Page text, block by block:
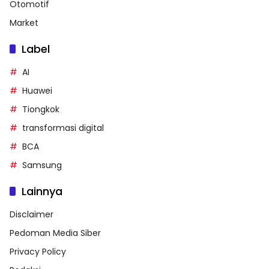
Otomotif
Market
Label
AI
Huawei
Tiongkok
transformasi digital
BCA
Samsung
Lainnya
Disclaimer
Pedoman Media Siber
Privacy Policy